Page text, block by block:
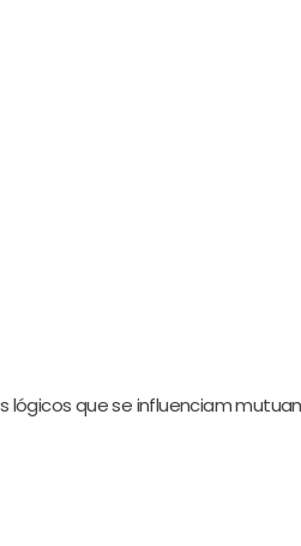
lógicos que se influenciam